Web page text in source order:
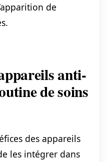
de
anti-
de soins
des appareils
les intégrer dans